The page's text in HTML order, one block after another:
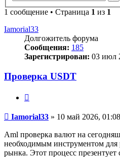
1 сообщение • Страница 1 из 1
Iamorial33
Долгожитель форума
Сообщения: 185
Зарегистрирован: 03 июл
Проверка USDT
Сообщение
Iamorial33 » 10 май 2026, 01:08
Aml проверка валют на
необходимым инструментом для
рынка. Этот процесс презентует